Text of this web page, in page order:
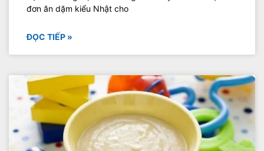
đơn ăn dặm kiểu Nhật cho
ĐỌC TIẾP »